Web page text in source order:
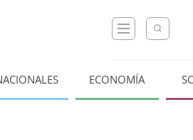
ECONOMÍA